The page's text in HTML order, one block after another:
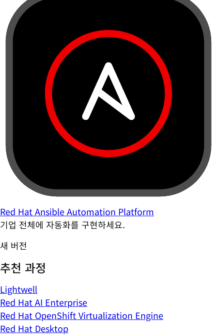
Red Hat Ansible Automation Platform
기업 전체에 자동화를 구현하세요.
새 버전
추천 과정
Lightwell
Red Hat AI Enterprise
Red Hat OpenShift Virtualization Engine
Red Hat Desktop